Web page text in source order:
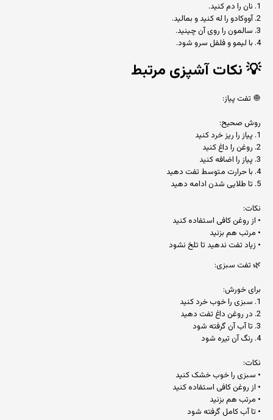
1. نان را دم کنید.
2. آووکادو را له کنید و بمالید.
3. سالمون را روی آن چینید.
4. با لیمو و فلفل سرو شود.
💡نکات آشپزی مرتبط
🧅 تفت پیاز:
روش صحیح:
1. پیاز را ریز خرد کنید
2. روغن را داغ کنید
3. پیاز را اضافه کنید
4. با حرارت متوسط تفت دهید
5. تا طلایی شدن ادامه دهید
نکات:
• از روغن کافی استفاده کنید
• مرتب هم بزنید
• زیاد تفت ندهید تا تلخ نشود
🌿 تفت سبزی:
برای خورش:
1. سبزی را خوب خرد کنید
2. در روغن داغ تفت دهید
3. تا آب آن گرفته شود
4. رنگ آن تیره شود
نکات:
• سبزی را خوب خشک کنید
• از روغن کافی استفاده کنید
• مرتب هم بزنید
• تا آب کامل گرفته شود